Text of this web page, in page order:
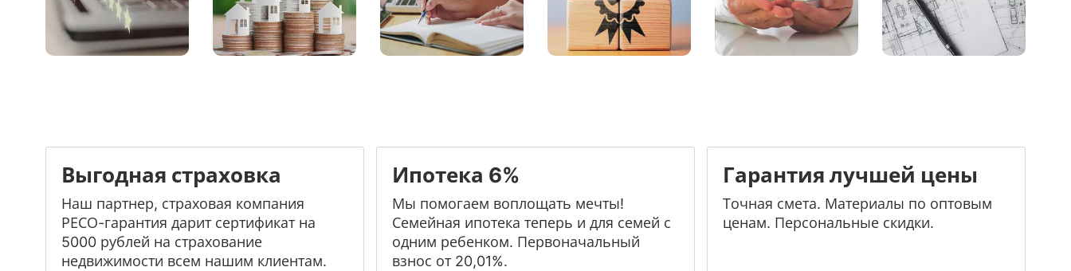
Выгодная страховка
Наш партнер, страховая компания
РЕСО-гарантия дарит сертификат на
5000 рублей на страхование
недвижимости всем нашим клиентам.
Ипотека 6%
Мы помогаем воплощать мечты!
Семейная ипотека теперь и для семей с
одним ребенком. Первоначальный
взнос от 20,01%.
Гарантия лучшей цены
Точная смета. Материалы по оптовым
ценам. Персональные скидки.